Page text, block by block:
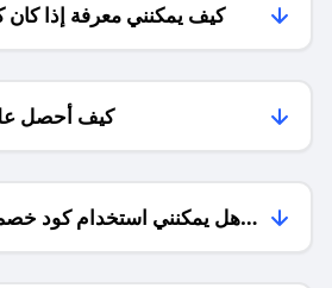
كيف يمكنني معرفة إذا
كيف أحصل
هل يمكنني استخدام كود